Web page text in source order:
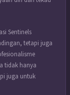
Sentinels
tetapi juga
tidak hanya
juga untuk